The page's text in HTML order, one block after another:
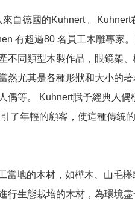
來自德國的Kuhnert 。Kuhnert
有超過80 名員工木雕專家
不同類型木製作品，眼鏡架
尤其是各種形狀和大小的著
偶等。 Kuhnert賦予經典人偶
了年輕的顧客，使這種傳統
當地的木材，如樺木、山毛